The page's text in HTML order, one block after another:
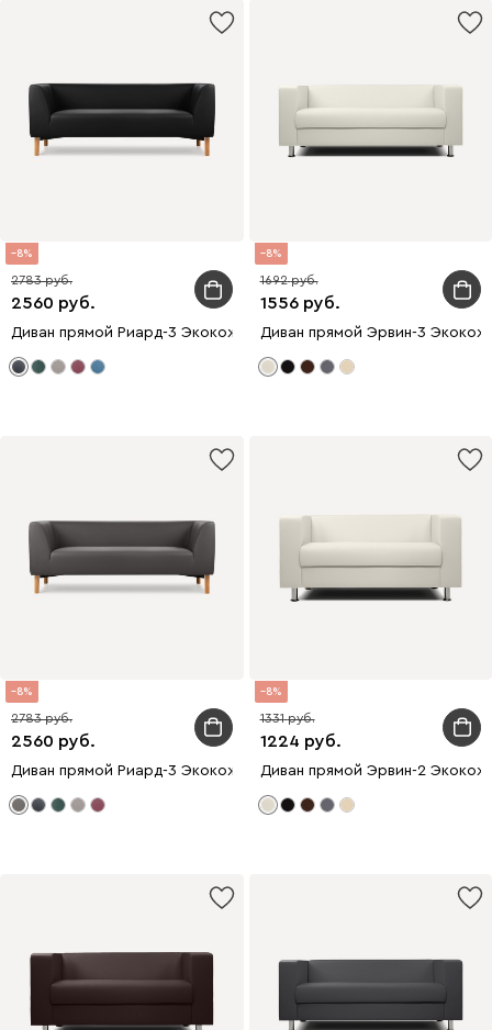
8
2560
2783
Диван прямой Риард-3 Экокожа Черный
8
1556
1692
Диван прямой Эрвин-3
8
2560
2783
Диван прямой Риард-3 Экокожа Серый
8
1224
1331
Диван прямой Эрвин-2